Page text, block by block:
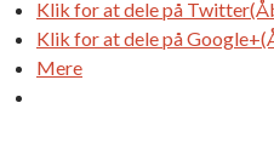
Klik for at dele på
Klik for at dele på
Mere